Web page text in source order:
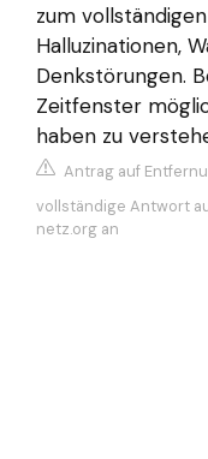
zum
Halluzinationen,
Denkstörungen.
Zeitfenster
haben zu
Antrag auf
vollständige Antwort
netz.org an